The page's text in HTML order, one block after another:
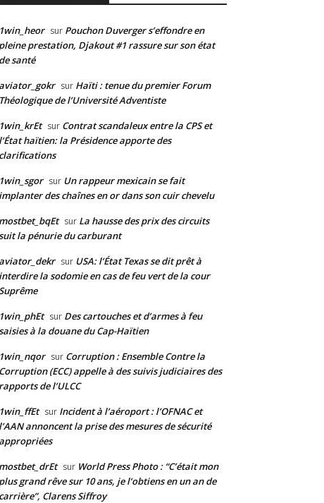
1win_heor sur Pouchon Duverger s’effondre en
pleine prestation, Djakout #1 rassure sur son état
de santé
aviator_gokr sur Haïti : tenue du premier Forum
Théologique de l’Université Adventiste
1win_krEt sur Contrat scandaleux entre la CPS et
l’État haïtien: la Présidence apporte des
clarifications
1win_sgor sur Un rappeur mexicain se fait
implanter des chaînes en or dans son cuir chevelu
mostbet_bqEt sur La hausse des prix des circuits
la pénurie du carburant
aviator_dekr sur USA: l’État Texas se dit prêt à
interdire la sodomie en cas de feu vert de la cour
1win_phEt sur Des cartouches et d’armes à feu
à la douane du Cap-Haïtien
1win_nqor sur Corruption : Ensemble Contre la
Corruption (ECC) appelle à des suivis judiciaires des
rapports de l’ULCC
1win_ffEt sur Incident à l’aéroport : l’OFNAC et
l’AAN annoncent la prise des mesures de sécurité
appropriées
mostbet_drEt sur World Press Photo : “C’était mon
plus grand rêve sur 10 ans, je l’obtiens en un an de
carrière”, Clarens Siffroy